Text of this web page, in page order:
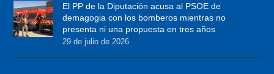
e
r
o
o
g
r
a
m
El PP de la Diputación acusa al PSOE de
demagogia con los bomberos mientras no
presenta ni una propuesta en tres años
29 de julio de 2026